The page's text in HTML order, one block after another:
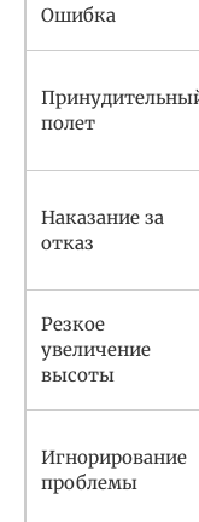
Ошибка
полет
Наказание за
отказ
Резкое
увеличение
высоты
Игнорирование
проблемы